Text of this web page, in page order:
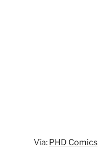
Vía: PHD Comics